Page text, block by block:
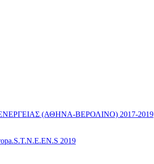
(ΑΘΗΝΑ-ΒΕΡΟΛΙΝΟ) 2017-2019
2019